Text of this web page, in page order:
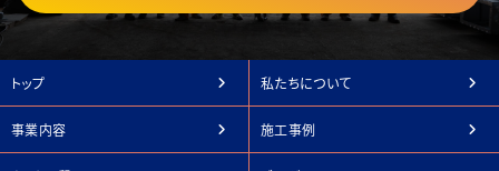
トップ 私たちについて
事業内容 施工事例